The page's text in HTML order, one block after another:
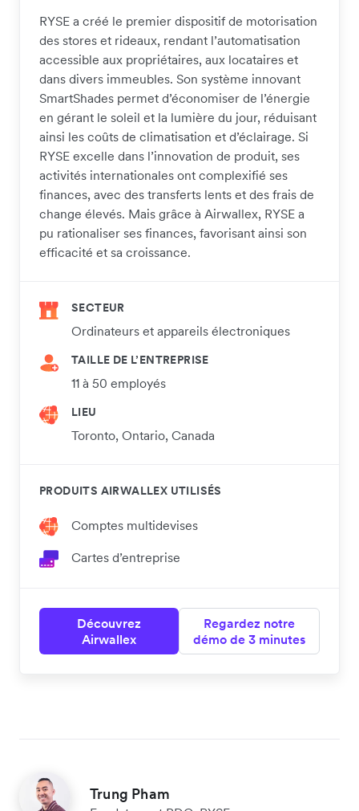
RYSE a créé le premier dispositif de motorisation
des stores et rideaux, rendant l’automatisation
accessible aux propriétaires, aux locataires et
dans divers immeubles. Son système innovant
SmartShades permet d’économiser de l’énergie
en gérant le soleil et la lumière du jour, réduisant
ainsi les coûts de climatisation et d’éclairage. Si
RYSE excelle dans l’innovation de produit, ses
activités internationales ont complexifié ses
finances, avec des transferts lents et des frais de
change élevés. Mais grâce à Airwallex, RYSE a
pu rationaliser ses finances, favorisant ainsi son
efficacité et sa croissance.
SECTEUR
Ordinateurs et appareils électroniques
TAILLE DE L’ENTREPRISE
11 à 50 employés
LIEU
Toronto, Ontario, Canada
PRODUITS AIRWALLEX UTILISÉS
Comptes multidevises
Cartes d’entreprise
Découvrez
Airwallex
Regardez notre
démo de 3 minutes
Trung Pham